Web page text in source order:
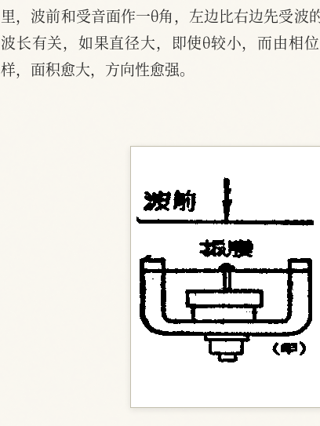
里，波前和受音面作一θ角，左边比右边先受
波长有关，如果直径大，即使θ较小，而由相
样，面积愈大，方向性愈强。